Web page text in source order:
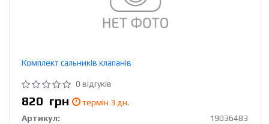
Комплект сальників клапанів
0 відгуків
820 грн
термін 3 дн.
Артикул:
19036483